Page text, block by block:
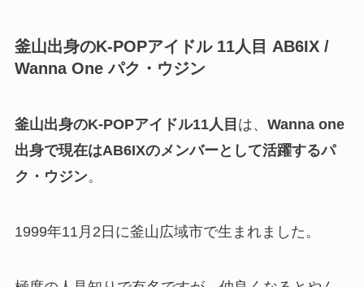
釜山出身のK-POPアイドル 11人目 AB6IX /
Wanna One パク・ウジン
釜山出身のK-POPアイドル11人目 は、 Wanna one
出身で現在はAB6IXのメンバーとして活躍するパ
ク・ウジン。
1999年11月2日に釜山広域市で生まれました。